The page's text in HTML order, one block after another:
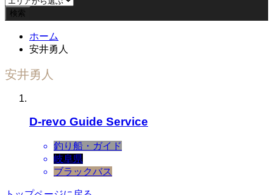
ホーム
安井勇人
安井勇人
D-revo Guide Service
釣り船・ガイド
岐阜県
ブラックバス